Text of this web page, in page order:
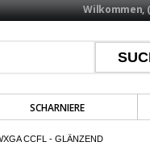
Wilkommen,
SCHARNIERE
CCFL - GLÄNZEND